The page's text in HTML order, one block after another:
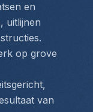
en
uitlijnen
op grove
van